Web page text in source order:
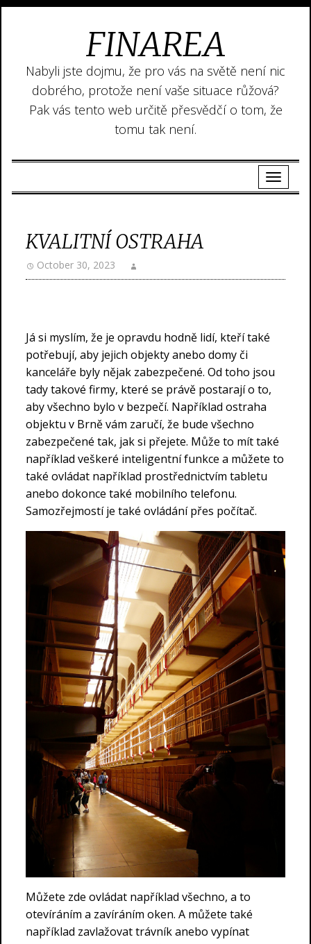
FINAREA
Nabyli jste dojmu, že pro vás na světě není nic
dobrého, protože není vaše situace růžová?
Pak vás tento web určitě přesvědčí o tom, že
tomu tak není.
KVALITNÍ OSTRAHA
October 30, 2023
Já si myslím, že je opravdu hodně lidí, kteří také
potřebují, aby jejich objekty anebo domy či
kanceláře byly nějak zabezpečené. Od toho jsou
tady takové firmy, které se právě postarají o to,
aby všechno bylo v bezpečí. Například ostraha
objektu v Brně vám zaručí, že bude všechno
zabezpečené tak, jak si přejete. Může to mít také
například veškeré inteligentní funkce a můžete to
také ovládat například prostřednictvím tabletu
anebo dokonce také mobilního telefonu.
Samozřejmostí je také ovládání přes počítač.
Můžete zde ovládat například všechno, a to
otevíráním a zavíráním oken. A můžete také
například zavlažovat trávník anebo vypínat